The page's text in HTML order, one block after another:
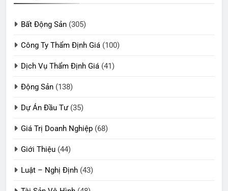
Bất Động Sản (305)
Công Ty Thẩm Định Giá (100)
Dịch Vụ Thẩm Định Giá (41)
Động Sản (138)
Dự Án Đầu Tư(35)
Giá Trị Doanh Nghiệp (68)
Giới Thiệu (44)
Luật – Nghị Định (43)